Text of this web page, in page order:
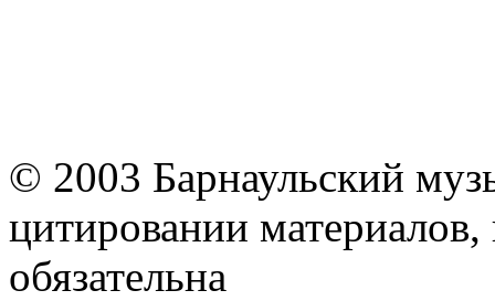
© 2003 Барнаульский
цитировании
обязательна